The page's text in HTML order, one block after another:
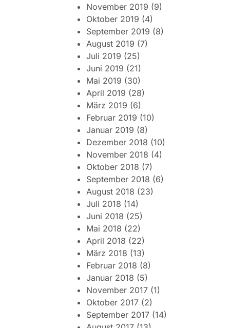
November 2019 (9)
Oktober 2019 (4)
September 2019 (8)
August 2019 (7)
Juli 2019 (25)
Juni 2019 (21)
Mai 2019 (30)
April 2019 (28)
März 2019 (6)
Februar 2019 (10)
Januar 2019 (8)
Dezember 2018 (10)
November 2018 (4)
Oktober 2018 (7)
September 2018 (6)
August 2018 (23)
Juli 2018 (14)
Juni 2018 (25)
Mai 2018 (22)
April 2018 (22)
März 2018 (13)
Februar 2018 (8)
Januar 2018 (5)
November 2017 (1)
Oktober 2017 (2)
September 2017 (14)